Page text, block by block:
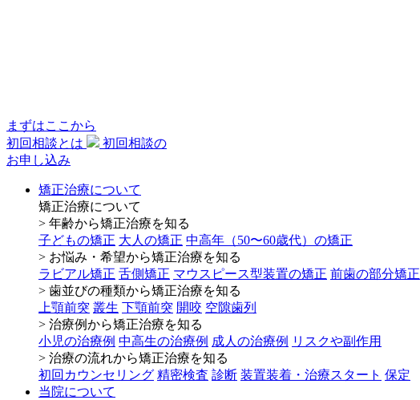
まずはここから
初回相談とは
初回相談の
お申し込み
矯正治療について
矯正治療について
> 年齢から矯正治療を知る
子どもの矯正 大人の矯正 中高年（50〜60歳代）の矯正
> お悩み・希望から矯正治療を知る
ラビアル矯正 舌側矯正 マウスピース型装置の矯正 前歯の部分矯正
> 歯並びの種類から矯正治療を知る
上顎前突 叢生 下顎前突 開咬 空隙歯列
> 治療例から矯正治療を知る
小児の治療例 中高生の治療例 成人の治療例 リスクや副作用
> 治療の流れから矯正治療を知る
初回カウンセリング 精密検査 診断 装置装着・治療スタート 保定
当院について